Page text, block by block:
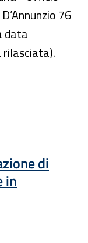
76
data
rilasciata).
di
in